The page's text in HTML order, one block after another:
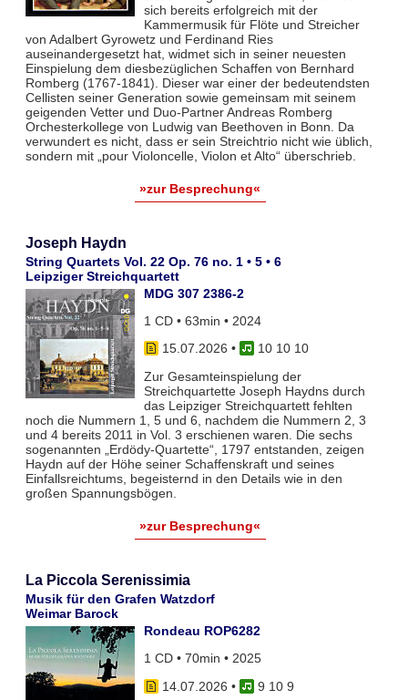
sich bereits erfolgreich mit der
Kammermusik für Flöte und Streicher
von Adalbert Gyrowetz und Ferdinand Ries
auseinandergesetzt hat, widmet sich in seiner neuesten
Einspielung dem diesbezüglichen Schaffen von Bernhard
Romberg (1767-1841). Dieser war einer der bedeutendsten
Cellisten seiner Generation sowie gemeinsam mit seinem
geigenden Vetter und Duo-Partner Andreas Romberg
Orchesterkollege von Ludwig van Beethoven in Bonn. Da
verwundert es nicht, dass er sein Streichtrio nicht wie üblich,
sondern mit „pour Violoncelle, Violon et Alto“ überschrieb.
»zur Besprechung«
Joseph Haydn
String Quartets Vol. 22 Op. 76 no. 1 • 5 • 6
Leipziger Streichquartett
MDG 307 2386-2
1 CD • 63min • 2024
15.07.2026 •
10 10 10
Zur Gesamteinspielung der
Streichquartette Joseph Haydns durch
das Leipziger Streichquartett fehlten
noch die Nummern 1, 5 und 6, nachdem die Nummern 2, 3
und 4 bereits 2011 in Vol. 3 erschienen waren. Die sechs
sogenannten „Erdödy-Quartette“, 1797 entstanden, zeigen
Haydn auf der Höhe seiner Schaffenskraft und seines
Einfallsreichtums, begeisternd in den Details wie in den
großen Spannungsbögen.
»zur Besprechung«
La Piccola Serenissimia
Musik für den Grafen Watzdorf
Weimar Barock
Rondeau ROP6282
1 CD • 70min • 2025
14.07.2026 •
9 10 9